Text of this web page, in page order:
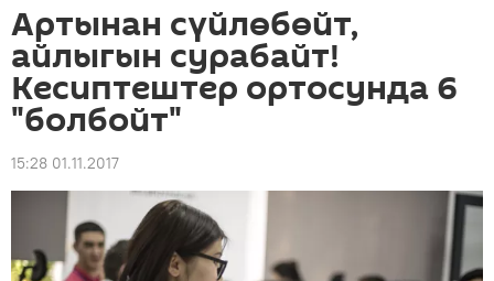
Артынан сүйлөбөйт,
айлыгын сурабайт!
Кесиптештер ортосунда 6
"болбойт"
15:28 01.11.2017